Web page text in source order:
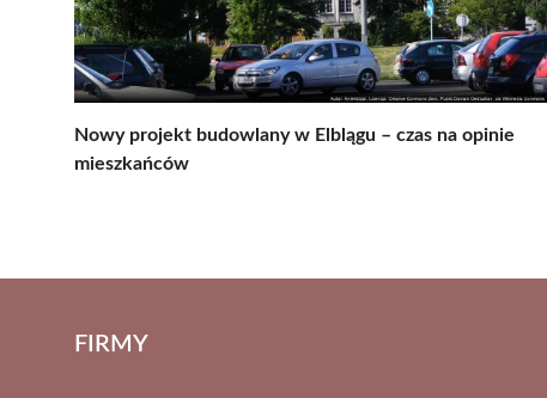
Nowy projekt budowlany w Elblągu – czas na opinie
mieszkańców
FIRMY